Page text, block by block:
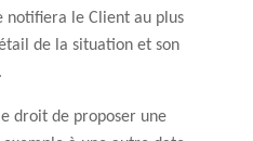
notifiera le Client au plus
de la situation et son
droit de proposer une